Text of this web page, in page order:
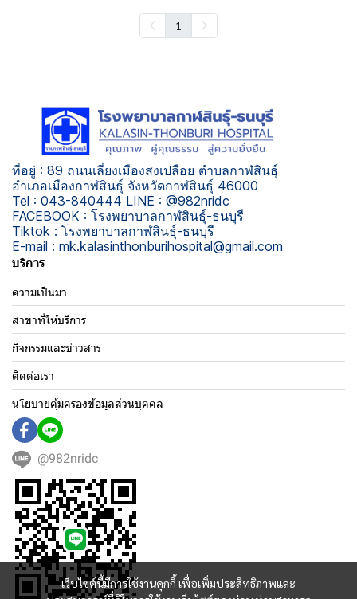
1
เว็บไซต์นี้มีการใช้งานคุกกี้ เพื่อเพิ่มประสิทธิภาพและ
ที่อยู่ : 89 ถนนเลี่ยงเมืองสงเปลือย ตำบลกาฬสินธุ์
อำเภอเมืองกาฬสินธุ์ จังหวัดกาฬสินธุ์ 46000
Tel : 043-840444 LINE : @982nridc
FACEBOOK : โรงพยาบาลกาฬสินธุ์-ธนบุรี
Tiktok : โรงพยาบาลกาฬสินธุ์-ธนบุรี
E-mail : mk.kalasinthonburihospital@gmail.com
บริการ
ความเป็นมา
สาขาที่ให้บริการ
กิจกรรมและข่าวสาร
ติดต่อเรา
นโยบายคุ้มครองข้อมูลส่วนบุคคล
@982nridc